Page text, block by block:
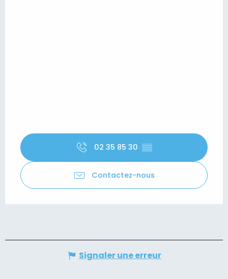
02 35 85 30 ▒▒
Contactez-nous
Signaler une erreur